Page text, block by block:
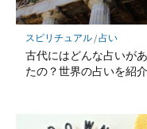
スピリチュアル/占い
古代にはどんな占いが
たの？世界の占いを紹介